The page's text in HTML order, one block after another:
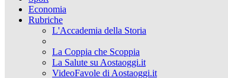
Economia
Rubriche
L'Accademia della Storia
La Coppia che Scoppia
La Salute su Aostaoggi.it
VideoFavole di Aostaoggi.it